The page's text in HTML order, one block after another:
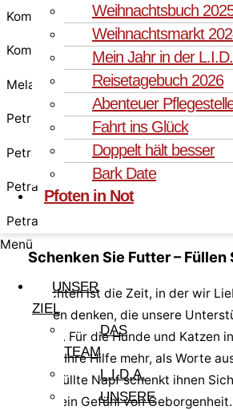
Weihnachtsbuch
Weihnachtsmarkt
Mein Jahr in der
Reisetagebuch 2026
Abenteuer
Fahrt ins Glück
Doppelt hält besser
Bark Date
Pfoten in Not
Menü
UNSER
ZIEL
DAS
TEAM
L.I.D.A.
UNSERE
Kommweit - Kommunikation und
Kommweit - Kommunikation und
Melanie
Petra
Petra
Petra
Petra
Schenken Sie Futter – Füllen
Weihnachten ist die Zeit, in der wir
diejenigen denken, die unsere
brauchen. Für die Hunde und Katzen
bedeutet Ihre Hilfe mehr, als Worte
Jeder gefüllte Napf schenkt ihnen
Mahlzeit ein Gefühl von Geborgenheit.